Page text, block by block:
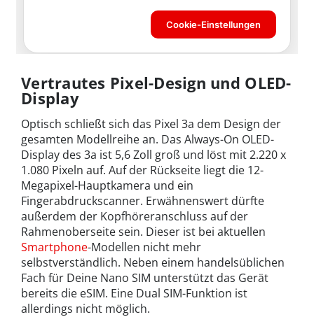
Vertrautes Pixel-Design und OLED-
Display
Optisch schließt sich das Pixel 3a dem Design der
gesamten Modellreihe an. Das Always-On OLED-
Display des 3a ist 5,6 Zoll groß und löst mit 2.220 x
1.080 Pixeln auf. Auf der Rückseite liegt die 12-
Megapixel-Hauptkamera und ein
Fingerabdruckscanner. Erwähnenswert dürfte
außerdem der Kopfhöreranschluss auf der
Rahmenoberseite sein. Dieser ist bei aktuellen
Smartphone-Modellen nicht mehr
selbstverständlich. Neben einem handelsüblichen
Fach für Deine Nano SIM unterstützt das Gerät
bereits die eSIM. Eine Dual SIM-Funktion ist
allerdings nicht möglich.